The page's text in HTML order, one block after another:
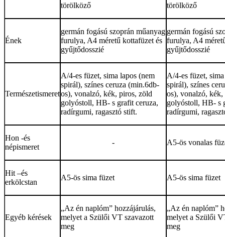
törölköző
törölköző
Ének
germán fogású szoprán műanyag
furulya, A4 méretű kottafüzet és
gyűjtődosszié
germán fogású
furulya, A4
gyűjtődosszié
Természetismeret
A/4-es füzet, sima lapos (nem
spirál), színes ceruza (min.6db-
os), vonalzó, kék, piros, zöld
golyóstoll, HB- s grafit ceruza,
radírgumi, ragasztó stift.
A/4-es füzet,
spirál), színes
os), vonalzó,
golyóstoll, HB- s
radírgumi,
Hon -és
népismeret
- A5-ös vonalas
Hit –és
erkölcstan
A5-ös sima füzet A5-ös sima füzet
Egyéb kérések
„Az én naplóm” hozzájárulás,
melyet a Szülői VT szavazott
meg
„Az én naplóm”
melyet a Szülői
meg